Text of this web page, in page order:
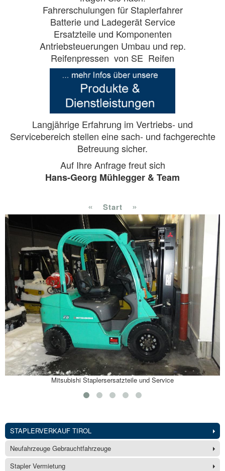
Fahrerschulungen für Staplerfahrer
Batterie und Ladegerät Service
Ersatzteile und Komponenten
Antriebsteuerungen Umbau und rep.
Reifenpressen von SE Reifen
Langjährige Erfahrung im Vertriebs- und
Servicebereich stellen eine sach- und fachgerechte
Betreuung sicher.
Auf Ihre Anfrage freut sich
Hans-Georg Mühlegger & Team
« Start »
Mitsubishi Staplersersatzteile und Service
STAPLERVERKAUF TIROL
Neufahrzeuge Gebrauchtfahrzeuge
Stapler Vermietung